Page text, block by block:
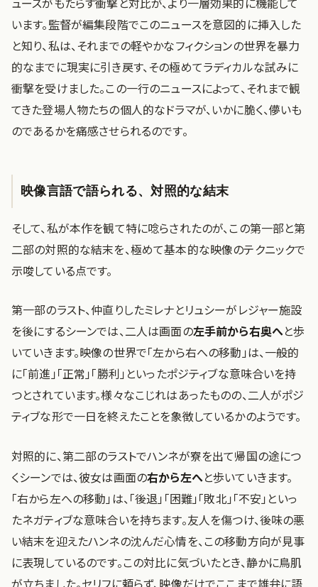
います。監督が編集段階でこのニュースを意図的に挿入した
と知り、私は、それまでの軽やかなフィクションの世界を暴力
的なまでに現実に引き戻す、その極めてラディカルな試みに
衝撃を受けました。この一行のニュースによって、それまで観
てきた登場人物たちの個人的なドラマが、いかに脆く、儚いも
のであるかを痛感させられるのです。
映像言語で語られる、対照的な結末
そして、私が本作を観て特に唸らされたのが、この第一部と第
二部の対照的な結末を、極めて基本的な映像のテクニックで
示唆している点です。
第一部のラスト、仲直りしたミレナとリュシーがレジャー施設
を後にするシーンでは、二人は画面の左手前から右奥へと歩
いていきます。映像の世界で「左から右への移動」は、一般的
に「前進」「正常」「勝利」といったポジティブな意味合いを持
つとされています。様々なこじれはあったものの、二人がポジ
ティブな形で一日を終えたことを象徴しているかのようです。
対照的に、第二部のラストでハンネが寮を出て帰国の途につ
くシーンでは、彼女は画面の右から左へと歩いていきます。
「右から左への移動」は、「後退」「困難」「敗北」「不安」といっ
たネガティブな意味合いを持ちます。友人を傷つけ、後味の悪
い結末を迎えたハンネの沈んだ心情を、この移動方向が見事
に表現しているのです。この対比に気づいたとき、静かに鳥肌
が立ちました。セリフに頼らず、映像だけでここまで雄弁に語